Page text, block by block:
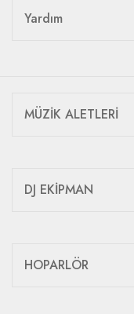
Yardım
MÜZİK ALETLERİ
DJ EKİPMAN
HOPARLÖR